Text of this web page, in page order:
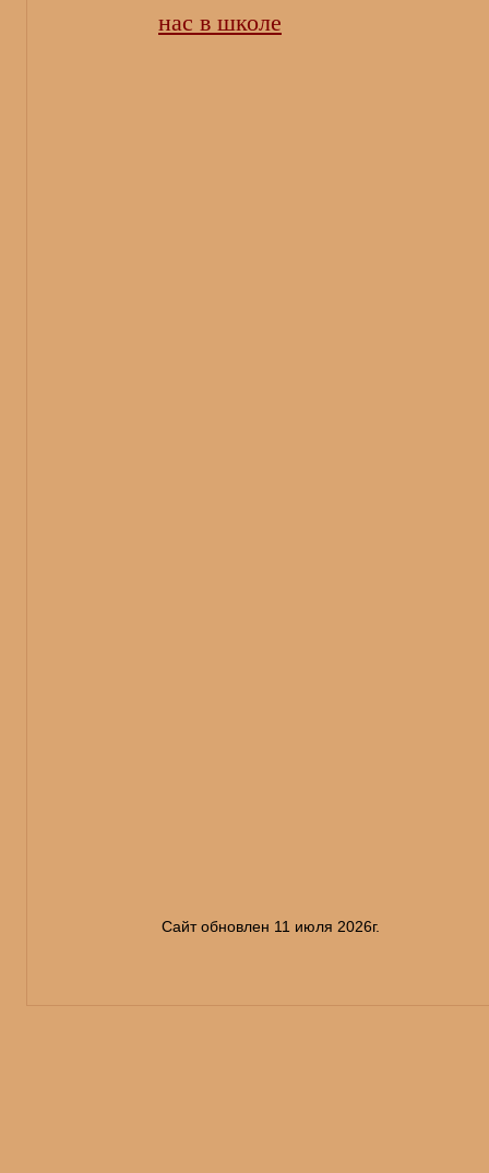
нас в школе
Сайт обновлен 11 июля 2026г.